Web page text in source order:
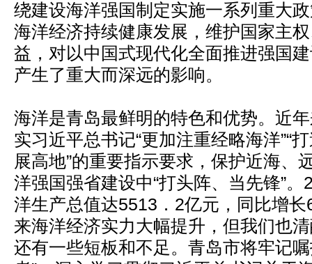
绕建设海洋强国制定实施一系列重大
海洋经济持续健康发展，维护国家主
益，对以中国式现代化全面推进强国
产生了重大而深远的影响。
海洋是青岛最鲜明的特色和优势。近
实习近平总书记“更加注重经略海洋”“
展高地”的重要指示要求，保护近海、
洋强国强省建设中“打头阵、当先锋”
洋生产总值达5513．2亿元，同比增
来海洋经济实力大幅提升，但我们也
还有一些短板和不足。青岛市将牢记